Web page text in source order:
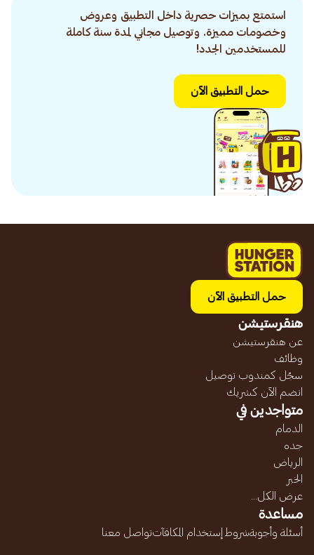
استمتع بميزات حصرية داخل التطبيق وعروض
وخصومات مميزة. وتوصيل مجاني لمدة سنة كاملة
للمستخدمين الجدد!
حمل التطبيق الآن
حمل التطبيق الآن
هنقرستيشن
عن هنقرستيشن
وظائف
سجّل كمندوب توصيل
انضم الآن كشريك
متواجدين في
الدمام
جده
الرياض
الخبر
عرض الكل...
مساعدة
أسئلة وأجوبةشروط إستخدام المكافآتتواصل معنا